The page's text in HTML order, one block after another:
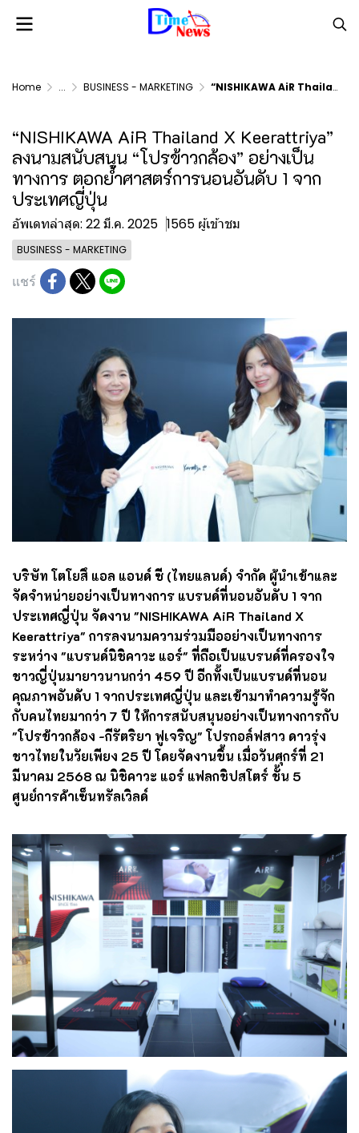
Home ... BUSINESS - MARKETING “NISHIKAWA AiR Thailand X Keerattriya” ลงนามสนับสนุน “โปรข้าวกล้อง” อย่างเป็นทางการ ตอกย้ำศาสตร์การนอนอันดับ 1 จากประเทศญี่ปุ่น
“NISHIKAWA AiR Thailand X Keerattriya”
ลงนามสนับสนุน “โปรข้าวกล้อง” อย่างเป็น
ทางการ ตอกย้ำศาสตร์การนอนอันดับ 1 จาก
ประเทศญี่ปุ่น
อัพเดทล่าสุด: 22 มี.ค. 2025 1565 ผู้เข้าชม
BUSINESS - MARKETING
แชร์
บริษัท โตโยสึ แอล แอนด์ ซี (ไทยแลนด์) จำกัด ผู้นำเข้าและ
จัดจำหน่ายอย่างเป็นทางการ แบรนด์ที่นอนอันดับ 1 จาก
ประเทศญี่ปุ่น จัดงาน "NISHIKAWA AiR Thailand X
Keerattriya" การลงนามความร่วมมืออย่างเป็นทางการ
ระหว่าง "แบรนด์นิชิคาวะ แอร์" ที่ถือเป็นแบรนด์ที่ครองใจ
ชาวญี่ปุ่นมายาวนานกว่า 459 ปี อีกทั้งเป็นแบรนด์ที่นอน
คุณภาพอันดับ 1 จากประเทศญี่ปุ่น และเข้ามาทำความรู้จัก
กับคนไทยมากว่า 7 ปี ให้การสนับสนุนอย่างเป็นทางการกับ
"โปรข้าวกล้อง -กีรัตริยา ฟูเจริญ" โปรกอล์ฟสาว ดาวรุ่ง
ชาวไทยในวัยเพียง 25 ปี โดยจัดงานขึ้น เมื่อวันศุกร์ที่ 21
มีนาคม 2568 ณ นิชิคาวะ แอร์ แฟลกชิปสโตร์ ชั้น 5
ศูนย์การค้าเซ็นทรัลเวิลด์